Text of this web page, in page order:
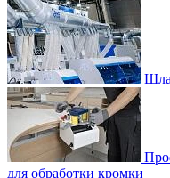
для обработки кромки